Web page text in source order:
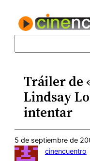
contenido
Tráiler de
Lindsay
intentar
5 de septiembre de
cinencuentro